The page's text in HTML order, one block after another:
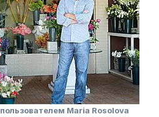
пользователем Maria Rosolova